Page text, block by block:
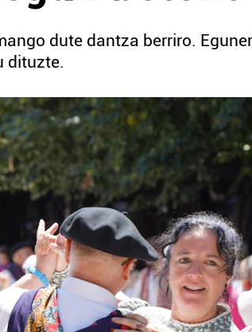
dute dantza berriro.
dituzte.